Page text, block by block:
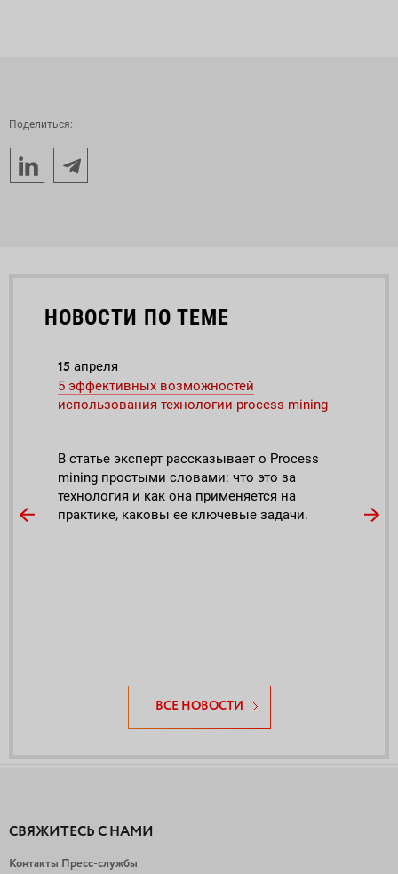
Поделиться:
НОВОСТИ ПО ТЕМЕ
15 апреля
5 эффективных возможностей
использования технологии process mining
В статье эксперт рассказывает о Process
mining простыми словами: что это за
технология и как она применяется на
практике, каковы ее ключевые задачи.
ВСЕ НОВОСТИ
СВЯЖИТЕСЬ С НАМИ
Контакты Пресс-службы